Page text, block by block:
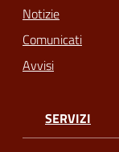
Notizie
Comunicati
Avvisi
SERVIZI